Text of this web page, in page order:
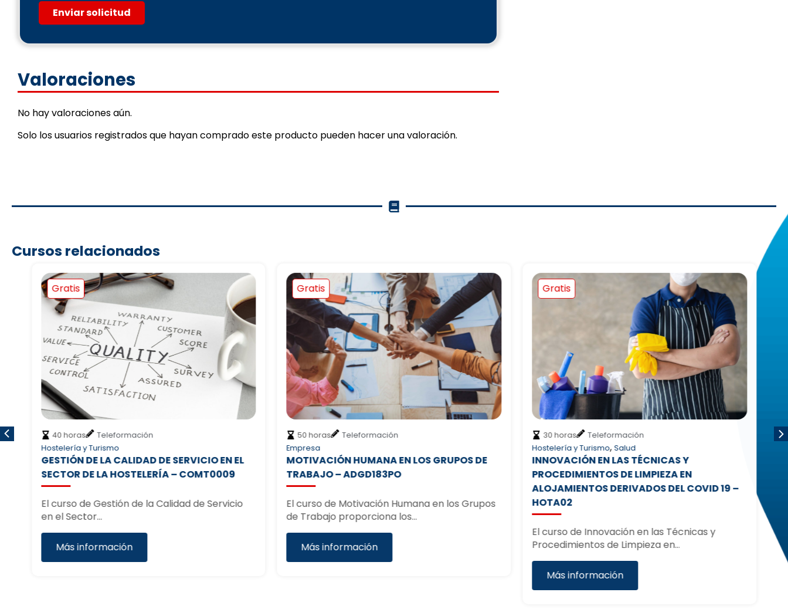
Enviar solicitud
Valoraciones
No hay valoraciones aún.
Solo los usuarios registrados que hayan comprado este producto pueden hacer una valoración.
Cursos relacionados
Gratis
40 horas
Teleformación
Hostelería y Turismo
GESTIÓN DE LA CALIDAD DE SERVICIO EN EL
SECTOR DE LA HOSTELERÍA – COMT0009
El curso de Gestión de la Calidad de Servicio
en el Sector…
Más información
Gratis
50 horas
Teleformación
Empresa
MOTIVACIÓN HUMANA EN LOS GRUPOS DE
TRABAJO – ADGD183PO
El curso de Motivación Humana en los Grupos
de Trabajo proporciona los…
Más información
Gratis
30 horas
Teleformación
Hostelería y Turismo, Salud
INNOVACIÓN EN LAS TÉCNICAS Y
PROCEDIMIENTOS DE LIMPIEZA EN
ALOJAMIENTOS DERIVADOS DEL COVID 19 –
HOTA02
El curso de Innovación en las Técnicas y
Procedimientos de Limpieza en…
Más información